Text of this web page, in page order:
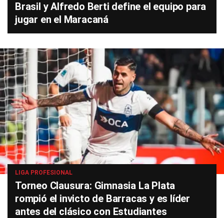
Brasil y Alfredo Berti define el equipo para
jugar en el Maracaná
LIGA PROFESIONAL
Torneo Clausura: Gimnasia La Plata
rompió el invicto de Barracas y es líder
antes del clásico con Estudiantes